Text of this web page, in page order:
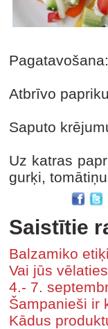
Pagatavošana:
Atbrīvo
Saputo
Uz katras
gurķi,
Saistītie
Balzamiko
Vai jūs
4.- 7.
Šampanieši ir
Kādus